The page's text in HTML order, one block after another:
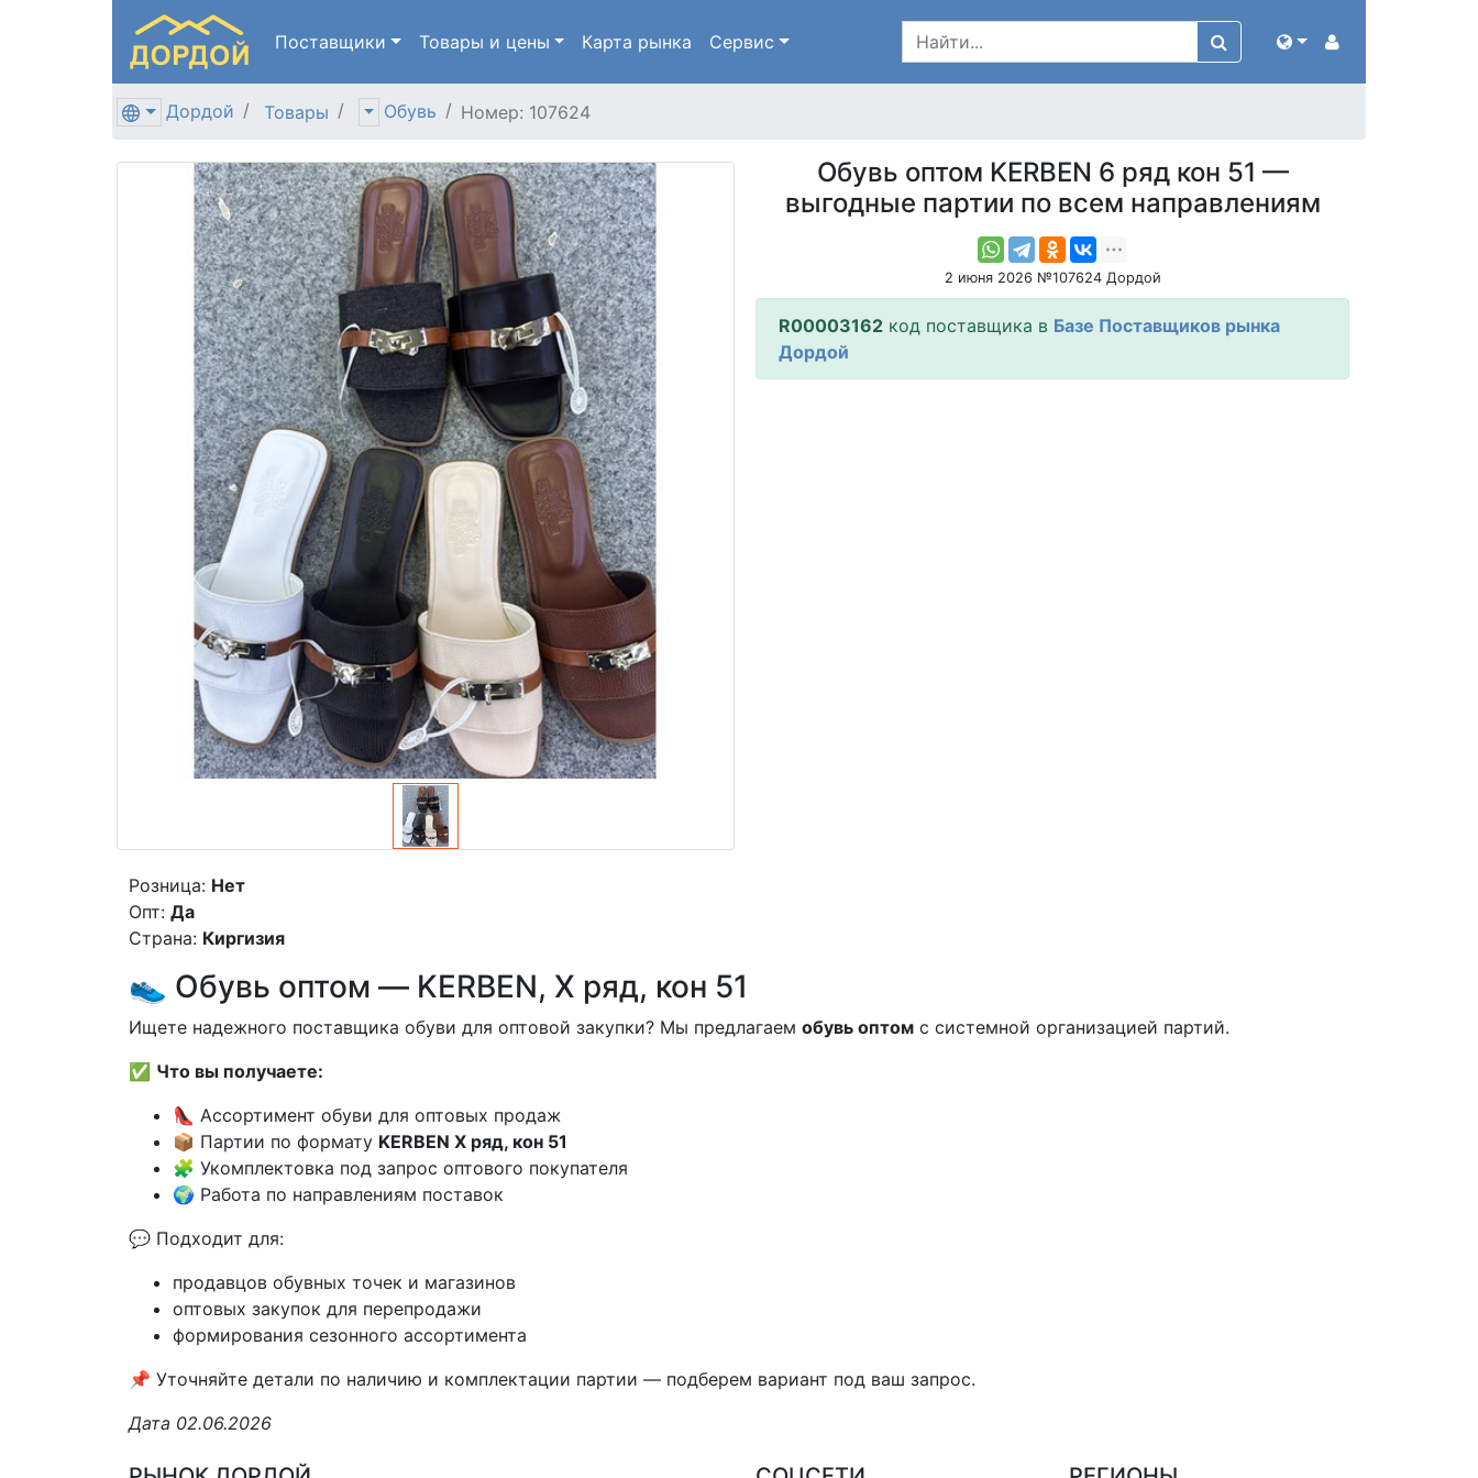
Поставщики Товары и цены Карта рынка Сервис
Дордой Товары Обувь Номер: 107624
Обувь оптом KERBEN 6 ряд кон 51 —
выгодные партии по всем направлениям
2 июня 2026 №107624 Дордой
R00003162 код поставщика в Базе Поставщиков рынка
Дордой
Розница: Нет
Опт: Да
Страна: Киргизия
👟 Обувь оптом — KERBEN, X ряд, кон 51
Ищете надежного поставщика обуви для оптовой закупки? Мы предлагаем обувь оптом с системной организацией партий.
✅ Что вы получаете:
👠 Ассортимент обуви для оптовых продаж
📦 Партии по формату KERBEN X ряд, кон 51
🧩 Укомплектовка под запрос оптового покупателя
🌍 Работа по направлениям поставок
💬 Подходит для:
продавцов обувных точек и магазинов
оптовых закупок для перепродажи
формирования сезонного ассортимента
📌 Уточняйте детали по наличию и комплектации партии — подберем вариант под ваш запрос.
Дата 02.06.2026